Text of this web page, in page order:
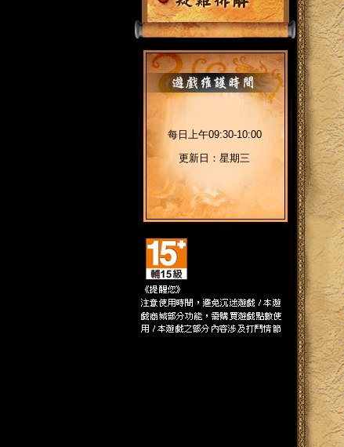
每日上午09:30-10:00
更新日：星期三